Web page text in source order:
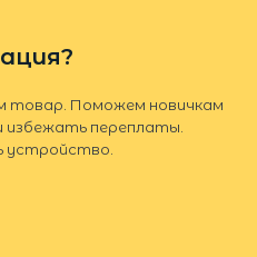
товар. Поможем новичкам
избежать переплаты.
устройство.